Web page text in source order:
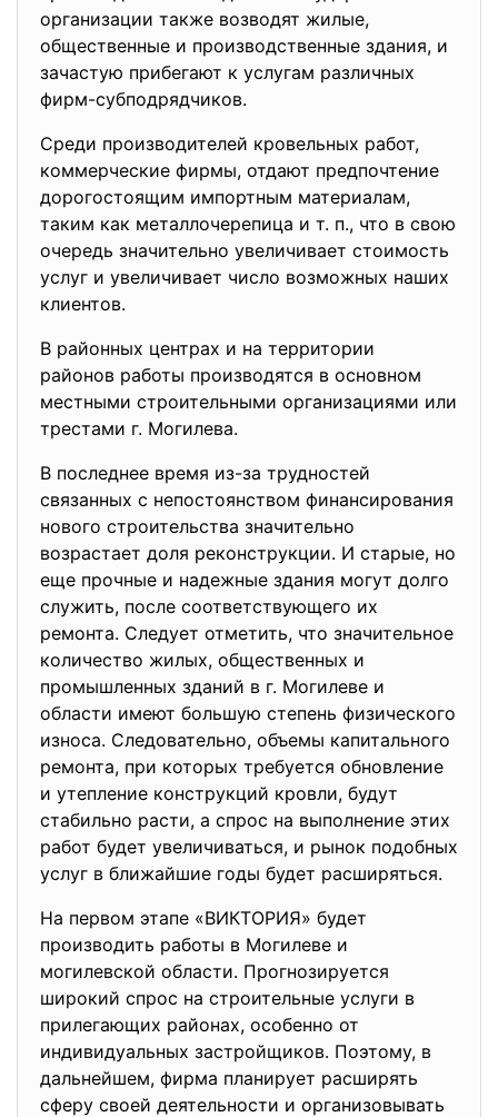
организации также возводят жилые,
общественные и производственные здания, и
зачастую прибегают к услугам различных
фирм-субподрядчиков.
Среди производителей кровельных работ,
коммерческие фирмы, отдают предпочтение
дорогостоящим импортным материалам,
таким как металлочерепица и т. п., что в свою
очередь значительно увеличивает стоимость
услуг и увеличивает число возможных наших
клиентов.
В районных центрах и на территории
районов работы производятся в основном
местными строительными организациями или
трестами г. Могилева.
В последнее время из-за трудностей
связанных с непостоянством финансирования
нового строительства значительно
возрастает доля реконструкции. И старые, но
еще прочные и надежные здания могут долго
служить, после соответствующего их
ремонта. Следует отметить, что значительное
количество жилых, общественных и
промышленных зданий в г. Могилеве и
области имеют большую степень физического
износа. Следовательно, объемы капитального
ремонта, при которых требуется обновление
и утепление конструкций кровли, будут
стабильно расти, а спрос на выполнение этих
работ будет увеличиваться, и рынок подобных
услуг в ближайшие годы будет расширяться.
На первом этапе «ВИКТОРИЯ» будет
производить работы в Могилеве и
могилевской области. Прогнозируется
широкий спрос на строительные услуги в
прилегающих районах, особенно от
индивидуальных застройщиков. Поэтому, в
дальнейшем, фирма планирует расширять
сферу своей деятельности и организовывать